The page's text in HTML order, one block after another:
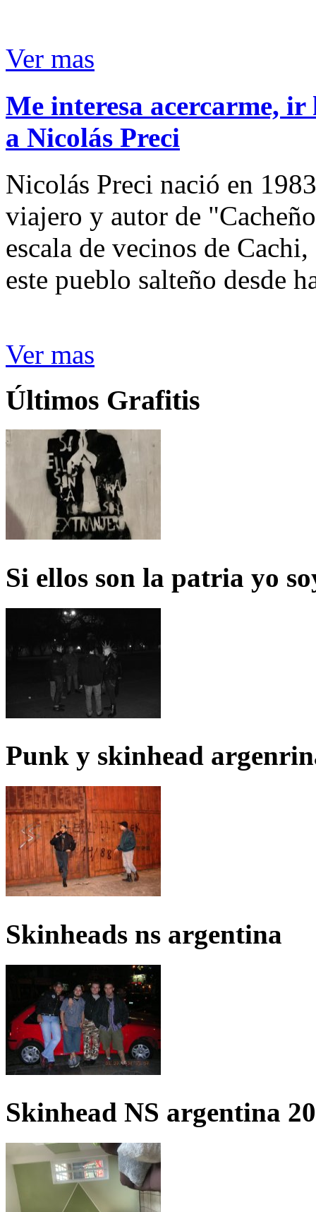
Ver mas
Me interesa acercarme,
a Nicolás Preci
Nicolás Preci nació en
viajero y autor de
escala de vecinos de
este pueblo salteño desde
Ver mas
Últimos Grafitis
Si ellos son la patria yo
Punk y skinhead
Skinheads ns argentina
Skinhead NS argentina